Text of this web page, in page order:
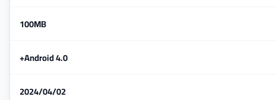
100MB
Android 4.0+
2024/04/02